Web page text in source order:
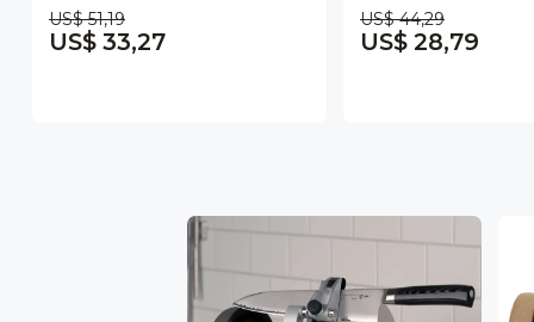
US$ 51,19
US$ 33,27
US$ 44,29
US$ 28,79